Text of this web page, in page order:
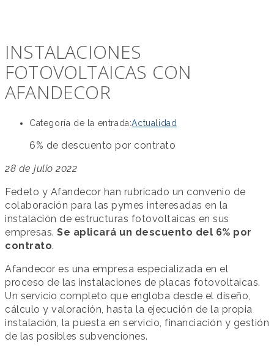
INSTALACIONES
FOTOVOLTAICAS CON
AFANDECOR
Categoría de la entrada:Actualidad
6% de descuento por contrato
28 de julio 2022
Fedeto y Afandecor han rubricado un convenio de
colaboración para las pymes interesadas en la
instalación de estructuras fotovoltaicas en sus
empresas. Se aplicará un descuento del 6% por
contrato.
Afandecor es una empresa especializada en el
proceso de las instalaciones de placas fotovoltaicas.
Un servicio completo que engloba desde el diseño,
cálculo y valoración, hasta la ejecución de la propia
instalación, la puesta en servicio, financiación y gestión
de las posibles subvenciones.